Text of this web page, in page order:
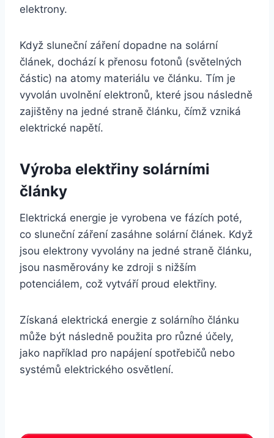
elektrony.
Když sluneční záření dopadne na solární
článek, dochází k přenosu fotonů (světelných
částic) na atomy materiálu ve článku. Tím je
vyvolán uvolnění elektronů, které jsou následně
zajištěny na jedné straně článku, čímž vzniká
elektrické napětí.
Výroba elektřiny solárními
články
Elektrická energie je vyrobena ve fázích poté,
co sluneční záření zasáhne solární článek. Když
jsou elektrony vyvolány na jedné straně článku,
jsou nasměrovány ke zdroji s nižším
potenciálem, což vytváří proud elektřiny.
Získaná elektrická energie z solárního článku
může být následně použita pro různé účely,
jako například pro napájení spotřebičů nebo
systémů elektrického osvětlení.